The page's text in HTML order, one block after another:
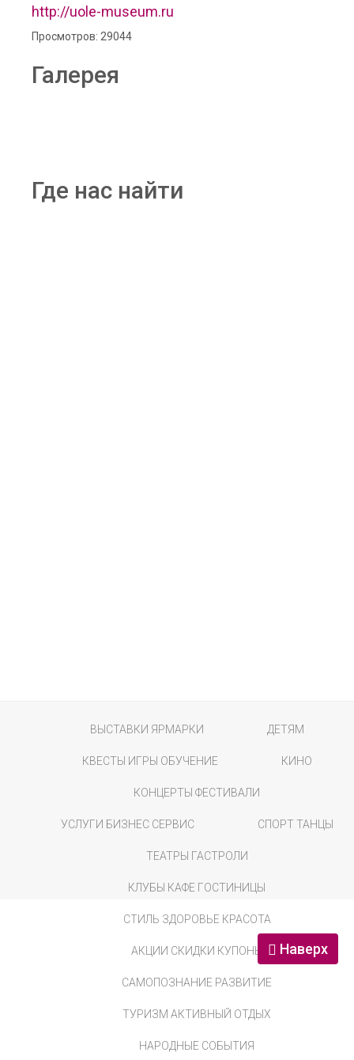
http://uole-museum.ru
Просмотров: 29044
Галерея
Где нас найти
ВЫСТАВКИ ЯРМАРКИ ДЕТЯМ
КВЕСТЫ ИГРЫ ОБУЧЕНИЕ КИНО
КОНЦЕРТЫ ФЕСТИВАЛИ
УСЛУГИ БИЗНЕС СЕРВИС СПОРТ ТАНЦЫ
ТЕАТРЫ ГАСТРОЛИ
КЛУБЫ КАФЕ ГОСТИНИЦЫ
СТИЛЬ ЗДОРОВЬЕ КРАСОТА
АКЦИИ СКИДКИ КУПОНЫ
САМОПОЗНАНИЕ РАЗВИТИЕ
ТУРИЗМ АКТИВНЫЙ ОТДЫХ
НАРОДНЫЕ СОБЫТИЯ
Наверх